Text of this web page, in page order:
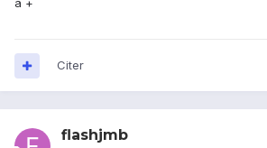
à +
Citer
flashjmb